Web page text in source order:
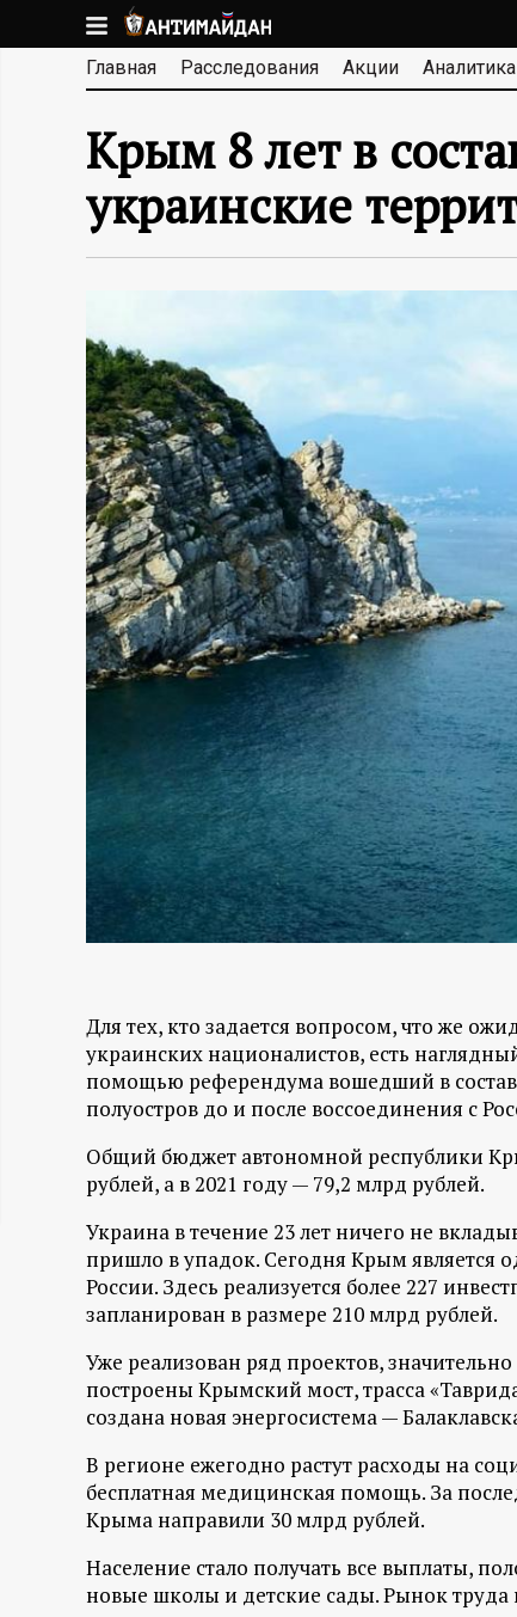
к
основномуА
Н
Т
И
А
Й
Д
А
Н
-
и
н
ф
о
р
а
ц
и
о
н
н
ы
й
п
о
Главная Расследования Акции Аналитика
Крым 8 лет в
украинские
Для тех, кто задается вопросом, что же
украинских националистов, есть
помощью референдума вошедший в
полуостров до и после воссоединения с
Общий бюджет автономной республики
рублей, а в 2021 году — 79,2 млрд рублей.
Украина в течение 23 лет ничего не
пришло в упадок. Сегодня Крым
России. Здесь реализуется более 227
запланирован в размере 210 млрд рублей.
Уже реализован ряд проектов,
построены Крымский мост, трасса
создана новая энергосистема —
В регионе ежегодно растут расходы на
бесплатная медицинская помощь. За
Крыма направили 30 млрд рублей.
Население стало получать все выплаты,
новые школы и детские сады. Рынок труда